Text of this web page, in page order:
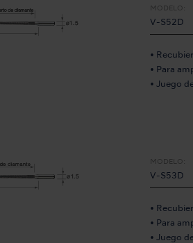
MODELO:
V-S52D
•
• Para
• Juego
MODELO:
V-S53D
•
• Para
• Juego